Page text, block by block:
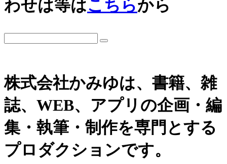
わせは等はこちらから
株式会社かみゆは、書籍、雑
誌、WEB、アプリの企画・編
集・執筆・制作を専門とする
プロダクションです。
日本史通史
大河ドラマ、テレビ・映画関連
史跡ガイド
その他歴史関連
美術史、絵画、アート
宗教、神話、神社仏閣
日本文化、民俗
天皇制
2022年
2021年
2020年
2019年
2018年